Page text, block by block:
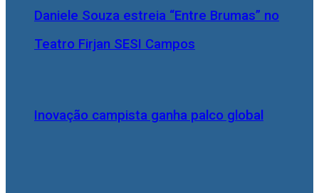
Daniele Souza estreia “Entre Brumas” no
Teatro Firjan SESI Campos
Inovação campista ganha palco global